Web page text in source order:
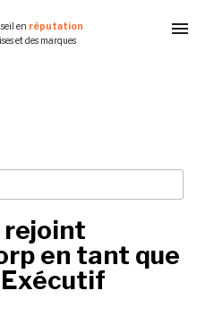
en réputation
et des marques
rejoint
en tant que